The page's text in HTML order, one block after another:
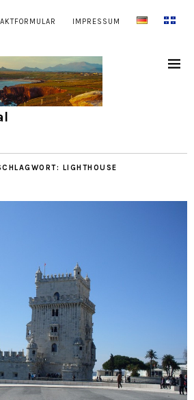
IMPRESSUM
LIGHTHOUSE